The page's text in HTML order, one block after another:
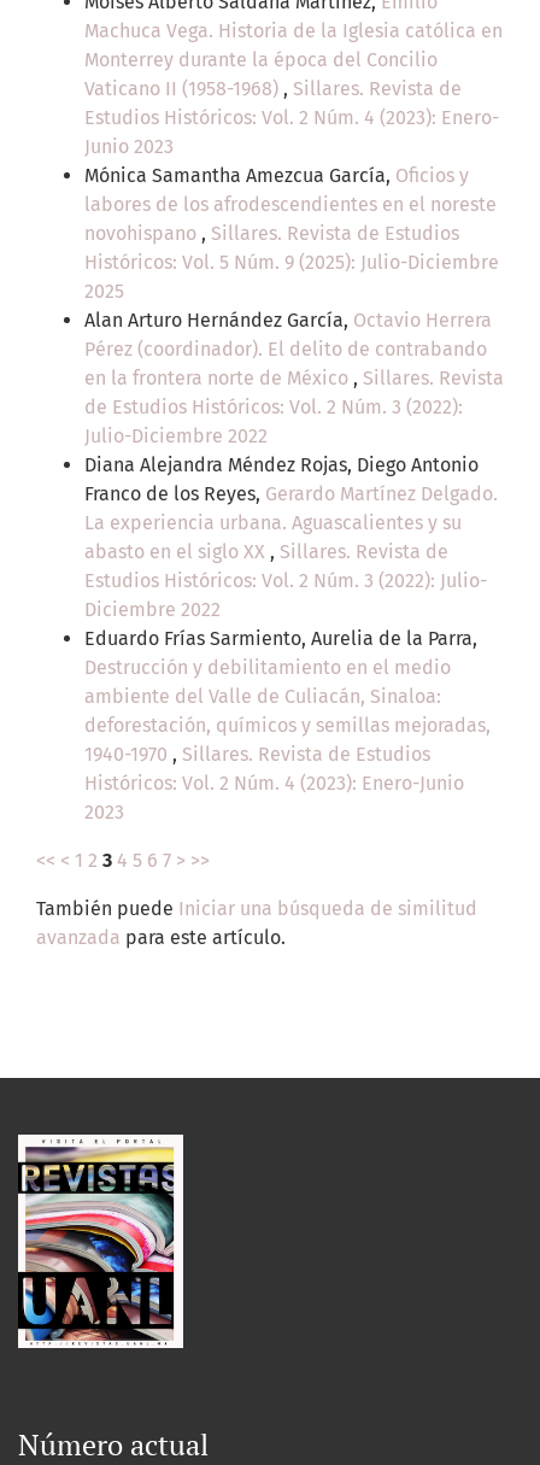
Machuca Vega. Historia de la Iglesia católica en
Monterrey durante la época del Concilio
Vaticano II (1958-1968) , Sillares. Revista de
Estudios Históricos: Vol. 2 Núm. 4 (2023): Enero-
Junio 2023
Mónica Samantha Amezcua García, Oficios y
labores de los afrodescendientes en el noreste
novohispano , Sillares. Revista de Estudios
Históricos: Vol. 5 Núm. 9 (2025): Julio-Diciembre
2025
Alan Arturo Hernández García, Octavio Herrera
Pérez (coordinador). El delito de contrabando
en la frontera norte de México , Sillares. Revista
de Estudios Históricos: Vol. 2 Núm. 3 (2022):
Julio-Diciembre 2022
Diana Alejandra Méndez Rojas, Diego Antonio
Franco de los Reyes, Gerardo Martínez Delgado.
La experiencia urbana. Aguascalientes y su
abasto en el siglo XX , Sillares. Revista de
Estudios Históricos: Vol. 2 Núm. 3 (2022): Julio-
Diciembre 2022
Eduardo Frías Sarmiento, Aurelia de la Parra,
Destrucción y debilitamiento en el medio
ambiente del Valle de Culiacán, Sinaloa:
deforestación, químicos y semillas mejoradas,
1940-1970 , Sillares. Revista de Estudios
Históricos: Vol. 2 Núm. 4 (2023): Enero-Junio
2023
<< < 1 2 3 4 5 6 7 > >>
También puede Iniciar una búsqueda de similitud
avanzada para este artículo.
Número actual